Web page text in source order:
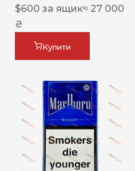
$600 за ящик≈ 27 000
₴
Купити